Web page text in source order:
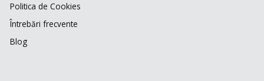
Politica de Cookies
Întrebări frecvente
Blog